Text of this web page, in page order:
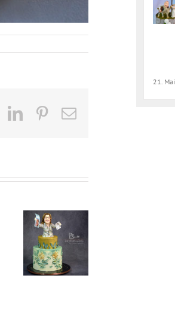
Facebook
LinkedIn
Pinterest
E-
Besuch bei
21.